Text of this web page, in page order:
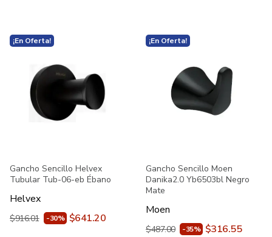
¡En Oferta!
Gancho Sencillo Helvex
Tubular Tub-06-eb Ébano
Helvex
$916.01 -30% $641.20
¡En Oferta!
Gancho Sencillo Moen
Danika2.0 Yb6503bl Negro
Mate
Moen
$487.00 -35% $316.55